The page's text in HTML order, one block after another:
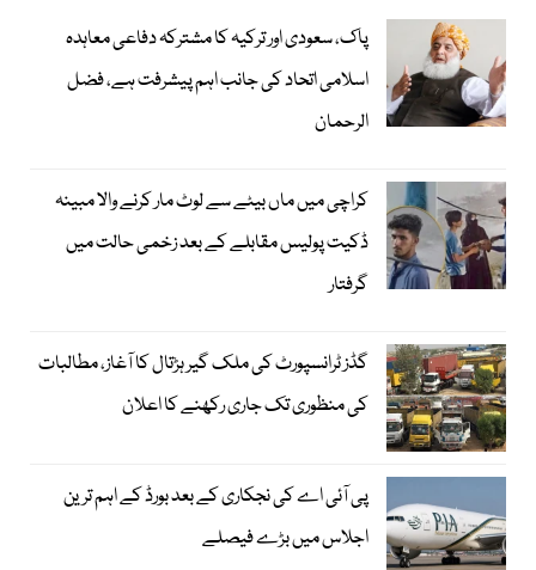
پاک، سعودی اور ترکیہ کا مشترکہ دفاعی معاہدہ
اسلامی اتحاد کی جانب اہم پیشرفت ہے، فضل
الرحمان
کراچی میں ماں بیٹے سے لوٹ مار کرنے والا مبینہ
ڈکیت پولیس مقابلے کے بعد زخمی حالت میں
گرفتار
گڈز ٹرانسپورٹ کی ملک گیر ہڑتال کا آغاز، مطالبات
کی منظوری تک جاری رکھنے کا اعلان
پی آئی اے کی نجکاری کے بعد بورڈ کے اہم ترین
اجلاس میں بڑے فیصلے